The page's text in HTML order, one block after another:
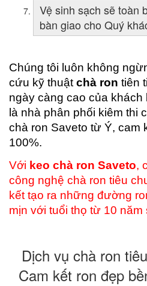
Vệ sinh sạch sẽ toàn
bàn giao cho Quý
Chúng tôi luôn không
cứu kỹ thuật chà ron tiên
ngày càng cao của khách
là nhà phân phối kiêm thi
chà ron Saveto từ Ý, cam
100%.
Với keo chà ron Saveto,
công nghệ chà ron tiêu
kết tạo ra những đường
mịn với tuổi thọ từ 10 năm
Dịch vụ chà ron
Cam kết ron đẹp